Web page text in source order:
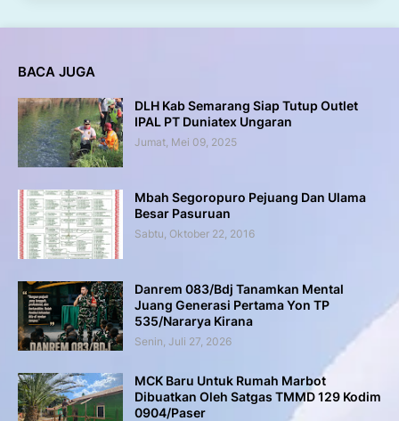
BACA JUGA
DLH Kab Semarang Siap Tutup Outlet
IPAL PT Duniatex Ungaran
Jumat, Mei 09, 2025
Mbah Segoropuro Pejuang Dan Ulama
Besar Pasuruan
Sabtu, Oktober 22, 2016
Danrem 083/Bdj Tanamkan Mental
Juang Generasi Pertama Yon TP
535/Nararya Kirana
Senin, Juli 27, 2026
MCK Baru Untuk Rumah Marbot
Dibuatkan Oleh Satgas TMMD 129 Kodim
0904/Paser